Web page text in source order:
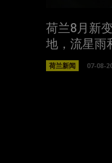
荷兰8月新
地，流星雨
荷兰新闻 07-08-